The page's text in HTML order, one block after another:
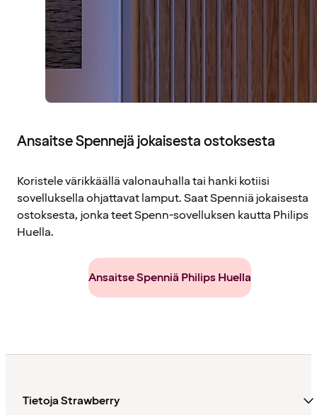
Ansaitse Spennejä jokaisesta ostoksesta
Koristele värikkäällä valonauhalla tai hanki kotiisi
sovelluksella ohjattavat lamput. Saat Spenniä jokaisesta
ostoksesta, jonka teet Spenn-sovelluksen kautta Philips
Huella.
Ansaitse Spenniä Philips Huella
Tietoja Strawberry